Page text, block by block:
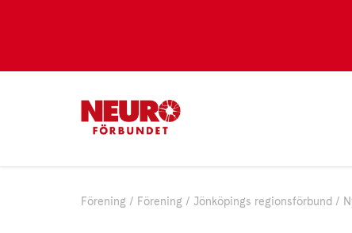
Förening Förening Jönköpings regionsförbund